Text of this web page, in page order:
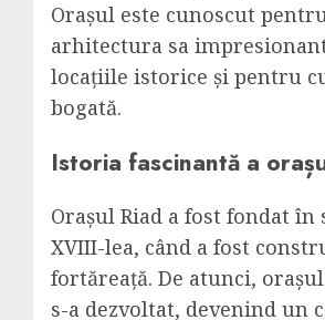
Orașul este cunoscut
arhitectura sa
locațiile istorice și pentru
bogată.
Istoria fascinantă a
Orașul Riad a fost fondat în
XVIII-lea, când a fost
fortăreață. De atunci,
s-a dezvoltat, devenind un